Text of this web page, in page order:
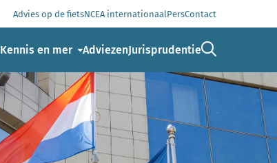
Advies op de fietsNCEA internationaalPersContact
Kennis en mer AdviezenJurisprudentie